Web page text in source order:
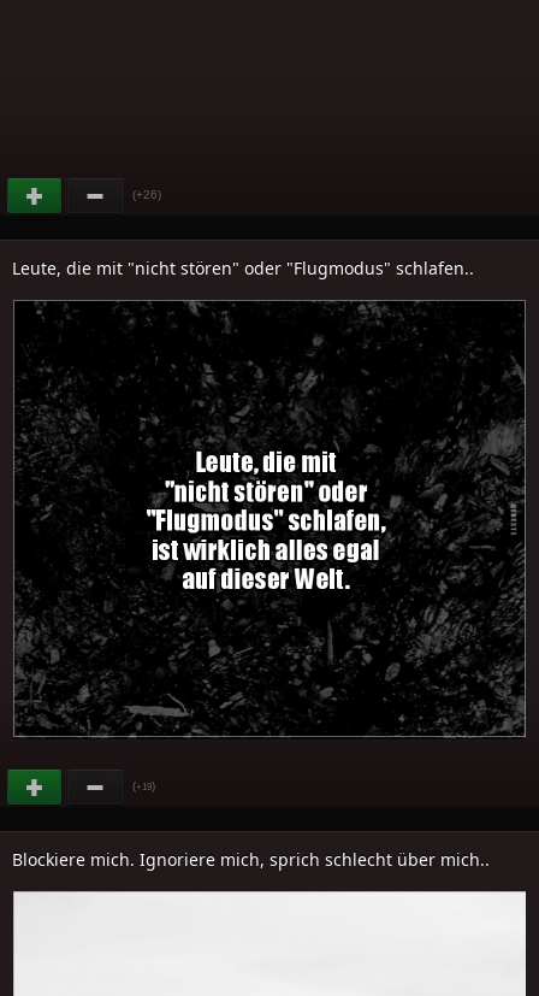
(+26)
Leute, die mit "nicht stören" oder "Flugmodus" schlafen..
(+19)
Blockiere mich. Ignoriere mich, sprich schlecht über mich..